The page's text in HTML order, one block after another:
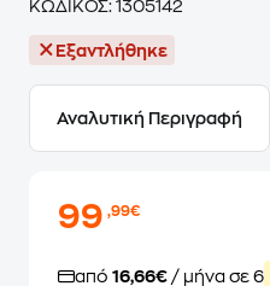
ΚΩΔΙΚΟΣ: 1305142
Εξαντλήθηκε
Αναλυτική Περιγραφή
99,99€
από 16,66€ / μήνα σε 6